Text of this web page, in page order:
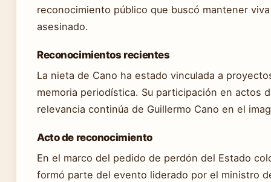
reconocimiento público que buscó mantener
asesinado.
Reconocimientos recientes
La nieta de Cano ha estado vinculada a
memoria periodística. Su participación en actos
relevancia continúa de Guillermo Cano en el
Acto de reconocimiento
En el marco del pedido de perdón del Estado
formó parte del evento liderado por el ministro